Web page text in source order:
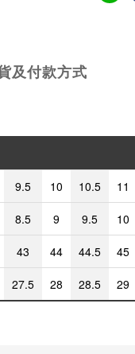
及付款方式
9.5 10 10.5 11
8.5 9 9.5 10
43 44 44.5 45
27.5 28 28.5 29